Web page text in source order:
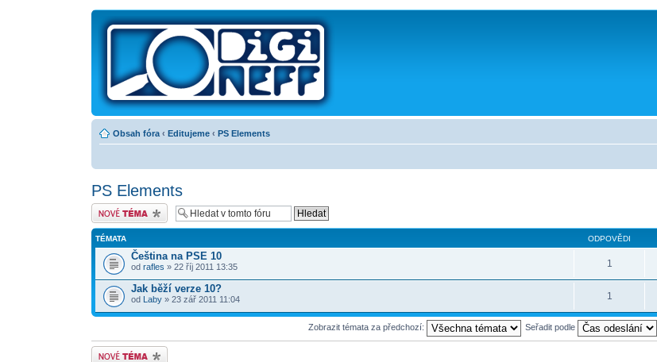
Obsah fóra ‹ Editujeme ‹ PS Elements
PS Elements
Odeslat nové téma
TÉMATA ODPOVĚDI
Čeština na PSE 10
od rafles » 22 říj 2011 13:35 1
Jak běží verze 10?
od Laby» 23 zář 2011 11:04 1
Zobrazit témata za předchozí: Seřadit podle
Odeslat nové téma